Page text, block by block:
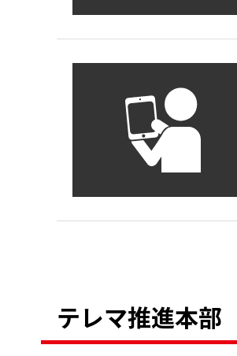
テレマ推進本部